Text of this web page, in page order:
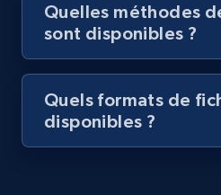
992+ 165+
Lazada - Products -
seller URL
URL, Title, Rating, Reviews,
Quelles méthodes
sont disponibles ?
Quels formats de
disponibles ?